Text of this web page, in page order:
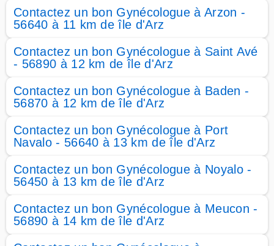
Contactez un bon Gynécologue à Arzon -
56640 à 11 km de île d'Arz
Contactez un bon Gynécologue à Saint Avé
- 56890 à 12 km de île d'Arz
Contactez un bon Gynécologue à Baden -
56870 à 12 km de île d'Arz
Contactez un bon Gynécologue à Port
Navalo - 56640 à 13 km de île d'Arz
Contactez un bon Gynécologue à Noyalo -
56450 à 13 km de île d'Arz
Contactez un bon Gynécologue à Meucon -
56890 à 14 km de île d'Arz